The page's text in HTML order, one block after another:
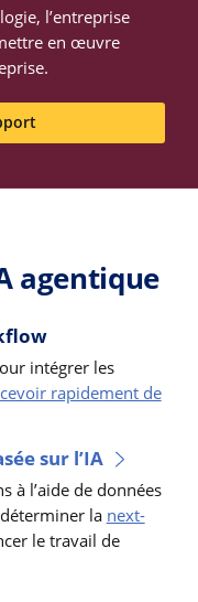
l’entreprise
en œuvre
agentique
intégrer les
rapidement de
sur l’IA
à l’aide de données
la next-
le travail de